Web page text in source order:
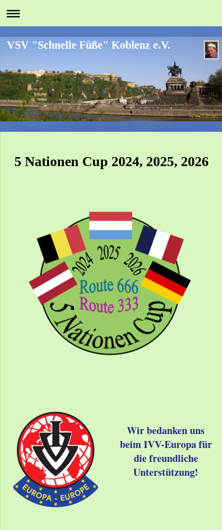
VSV "Schnelle Füße" Koblenz e.V.
5 Nationen Cup 2024, 2025, 2026
Wir bedanken uns
beim IVV-Europa für
die freundliche
Unterstützung!